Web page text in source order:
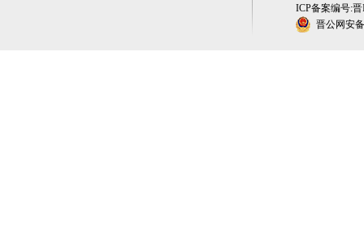
ICP备案编号:晋
晋公网安